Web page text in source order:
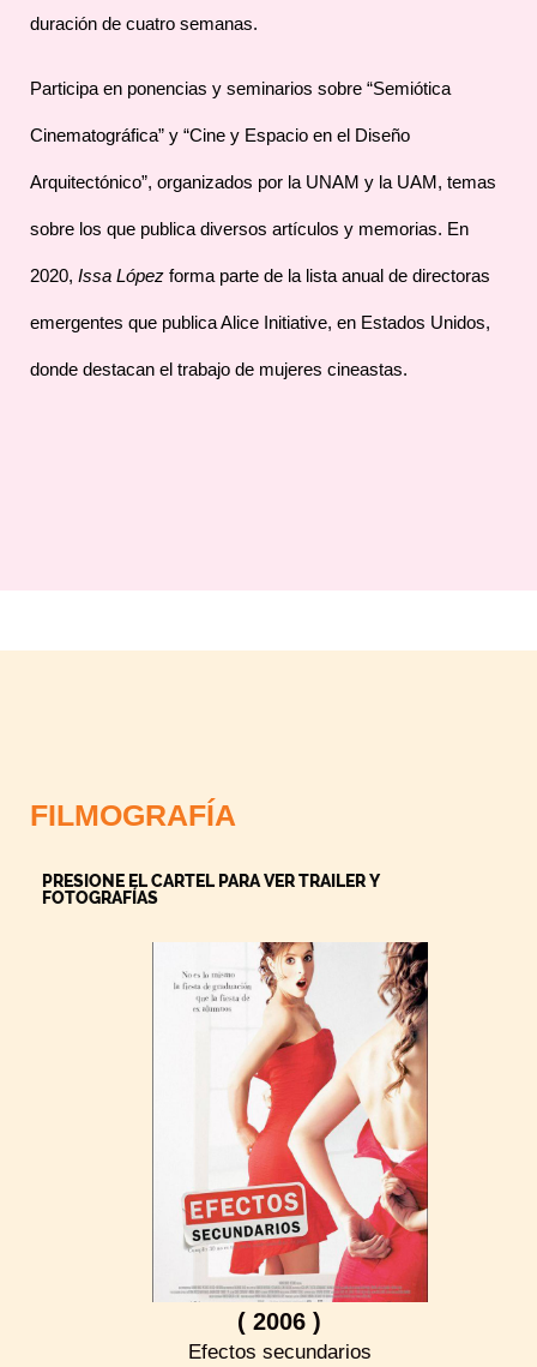
duración de cuatro semanas.
Participa en ponencias y seminarios sobre “Semiótica
Cinematográfica” y “Cine y Espacio en el Diseño
Arquitectónico”, organizados por la UNAM y la UAM, temas
sobre los que publica diversos artículos y memorias. En
2020, Issa López forma parte de la lista anual de directoras
emergentes que publica Alice Initiative, en Estados Unidos,
donde destacan el trabajo de mujeres cineastas.
FILMOGRAFÍA
PRESIONE EL CARTEL PARA VER TRAILER Y
FOTOGRAFÍAS
( 2006 )
Efectos secundarios